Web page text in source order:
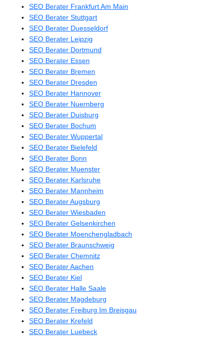
SEO Berater Frankfurt Am Main
SEO Berater Stuttgart
SEO Berater Duesseldorf
SEO Berater Leipzig
SEO Berater Dortmund
SEO Berater Essen
SEO Berater Bremen
SEO Berater Dresden
SEO Berater Hannover
SEO Berater Nuernberg
SEO Berater Duisburg
SEO Berater Bochum
SEO Berater Wuppertal
SEO Berater Bielefeld
SEO Berater Bonn
SEO Berater Muenster
SEO Berater Karlsruhe
SEO Berater Mannheim
SEO Berater Augsburg
SEO Berater Wiesbaden
SEO Berater Gelsenkirchen
SEO Berater Moenchengladbach
SEO Berater Braunschweig
SEO Berater Chemnitz
SEO Berater Aachen
SEO Berater Kiel
SEO Berater Halle Saale
SEO Berater Magdeburg
SEO Berater Freiburg Im Breisgau
SEO Berater Krefeld
SEO Berater Luebeck